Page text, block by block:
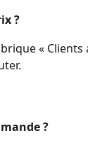
?
« Clients
?